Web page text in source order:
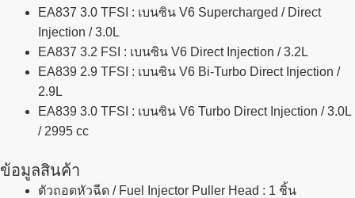
EA837 3.0 TFSI : เบนซิน V6 Supercharged / Direct
Injection / 3.0L
EA837 3.2 FSI : เบนซิน V6 Direct Injection / 3.2L
EA839 2.9 TFSI : เบนซิน V6 Bi-Turbo Direct Injection /
2.9L
EA839 3.0 TFSI : เบนซิน V6 Turbo Direct Injection / 3.0L
/ 2995 cc
ข้อมูลสินค้า
ตัวถอดหัวฉีด / Fuel Injector Puller Head : 1 ชิ้น